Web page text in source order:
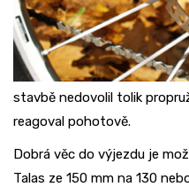
stavbě nedovolil tolik
reagoval pohotově.
Dobrá věc do výjezdu je
Talas ze 150 mm na 130